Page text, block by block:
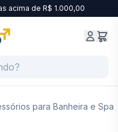
acima de R$ 1.000,00
para Banheira e Spa